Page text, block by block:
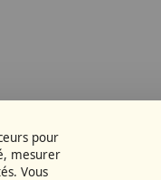
pour
mesurer
Vous